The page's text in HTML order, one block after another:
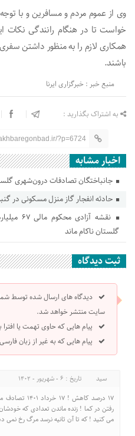
وی از عموم مردم و مسافرین و با
خواست تا در هنگام رانندگی نکات
همکاری لازم را به منظور داشتن
باشند.
منبع خبر : خبرگزاری ایرنا
به اشتراک بگذارید :
?p=6724
اخبار مشابه
جانباختگان تصادفات درون‌شهری گلستان ۱۷ درصد
حادثه انفجار گاز منزل مسکونی در
نقشه
گلستان ناکام ماند
ثبت دیدگاه
دیدگاه های ارسال شده توسط
سایت منتشر خواهد شد.
پیام هایی که حاوی تهمت یا
پیام هایی که به غیر از زبان
سید
تاریخ : 6 - شهریور - 1402
۱۷ درصد
رفتن در کما ! زنده ماندن تعدادی که
می کنید ! که تا آن ثانیه نرسد مرگ رخ نمی